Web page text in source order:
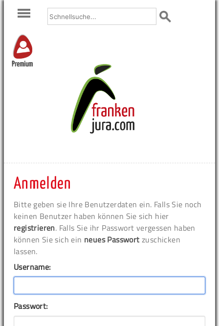
Premium
Anmelden
Bitte geben sie Ihre Benutzerdaten ein. Falls Sie noch
keinen Benutzer haben können Sie sich hier
registrieren. Falls Sie ihr Passwort vergessen haben
können Sie sich ein neues Passwort zuschicken
lassen.
Username:
Passwort: